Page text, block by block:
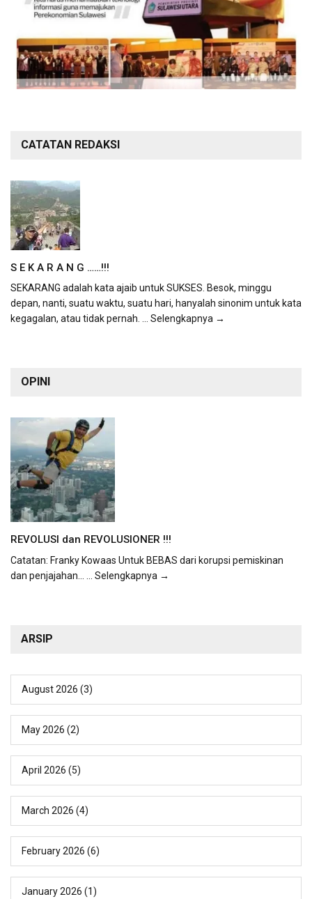
CATATAN REDAKSI
S E K A R A N G ……!!!
SEKARANG adalah kata ajaib untuk SUKSES. Besok, minggu
depan, nanti, suatu waktu, suatu hari, hanyalah sinonim untuk kata
kegagalan, atau tidak pernah. ... Selengkapnya →
OPINI
REVOLUSI dan REVOLUSIONER !!!
Catatan: Franky Kowaas Untuk BEBAS dari korupsi pemiskinan
dan penjajahan...
... Selengkapnya →
ARSIP
August 2026 (3)
May 2026 (2)
April 2026 (5)
March 2026 (4)
February 2026 (6)
January 2026 (1)